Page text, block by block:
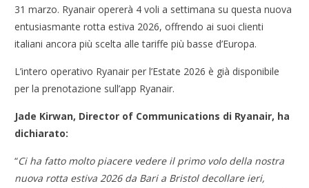
31 marzo. Ryanair opererà 4 voli a settimana su questa nuova
entusiasmante rotta estiva 2026, offrendo ai suoi clienti
italiani ancora più scelta alle tariffe più basse d’Europa.
L’intero operativo Ryanair per l’Estate 2026 è già disponibile
per la prenotazione sull’app Ryanair.
Jade Kirwan, Director of Communications di Ryanair, ha
dichiarato:
“Ci ha fatto molto piacere vedere il primo volo della nostra
nuova rotta estiva 2026 da Bari a Bristol decollare ieri,